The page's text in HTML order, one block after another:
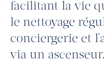
facilitant la vie
le nettoyage
conciergerie et
via un